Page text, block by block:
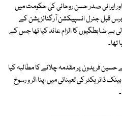
ایرانی صدر حسن روحانی کی حکومت میں
برس قبل جنرل انسپیکشن آرگنائزیشن کے
بے ضابطگیوں کا الزام عائد کیا تھا جس کے
تھا۔
حسین فریدون پر مقدمہ چلانے کا مطالبہ کیا
بینک ڈائریکٹر کی تعیناتی میں اپنا اثر و رسوخ